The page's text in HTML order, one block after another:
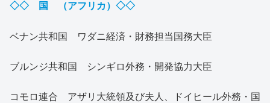
◇◇ 国 （アフリカ）◇◇
ベナン共和国 ワダニ経済・財務担当国務大臣
ブルンジ共和国 シンギロ外務・開発協力大臣
コモロ連合 アザリ大統領及び夫人、ドイヒール外務・国